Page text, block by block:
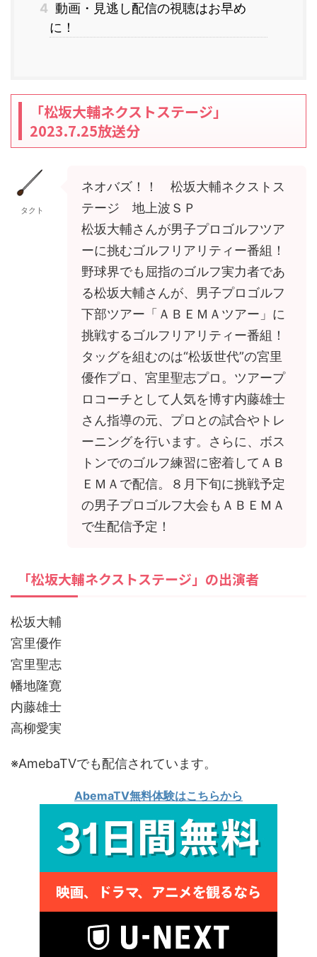
4 動画・見逃し配信の視聴はお早め
に！
「松坂大輔ネクストステージ」
2023.7.25放送分
タクト
ネオバズ！！ 松坂大輔ネクストス
テージ 地上波ＳＰ
松坂大輔さんが男子プロゴルフツア
ーに挑むゴルフリアリティー番組！
野球界でも屈指のゴルフ実力者であ
る松坂大輔さんが、男子プロゴルフ
下部ツアー「ＡＢＥＭＡツアー」に
挑戦するゴルフリアリティー番組！
タッグを組むのは“松坂世代”の宮里
優作プロ、宮里聖志プロ。ツアープ
ロコーチとして人気を博す内藤雄士
さん指導の元、プロとの試合やトレ
ーニングを行います。さらに、ボス
トンでのゴルフ練習に密着してＡＢ
ＥＭＡで配信。８月下旬に挑戦予定
の男子プロゴルフ大会もＡＢＥＭＡ
で生配信予定！
「松坂大輔ネクストステージ」の出演者
松坂大輔
宮里優作
宮里聖志
幡地隆寛
内藤雄士
高柳愛実
※AmebaTVでも配信されています。
AbemaTV無料体験はこちらから